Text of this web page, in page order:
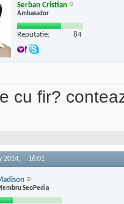
Serban Cristian
Ambasador
Reputatie: 84
cu fir?
2014, 16:01
SeoPedia